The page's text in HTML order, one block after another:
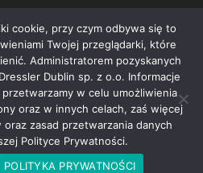
Wszelkie prawa zastrzeżone
cookie, przy czym odbywa się to
Twojej przeglądarki, które
Administratorem pozyskanych
Dublin sp. z o.o. Informacje
w celu umożliwienia
oraz w innych celach, zaś więcej
zasad przetwarzania danych
Polityce Prywatności.
POLITYKA PRYWATNOŚCI